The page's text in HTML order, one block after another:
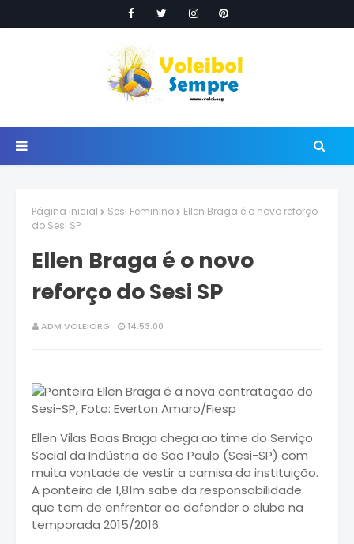
Página inicial Sesi Feminino
Ellen Braga é o novo reforço
do Sesi SP
Ellen Braga é o novo
reforço do Sesi SP
ADM VOLEIORG 14:53:00
Ellen Vilas Boas Braga chega ao time do Serviço
Social da Indústria de São Paulo (Sesi-SP) com
muita vontade de vestir a camisa da instituição.
A ponteira de 1,81m sabe da responsabilidade
que tem de enfrentar ao defender o clube na
temporada 2015/2016.